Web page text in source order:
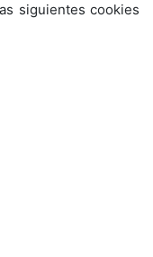
siguientes cookies